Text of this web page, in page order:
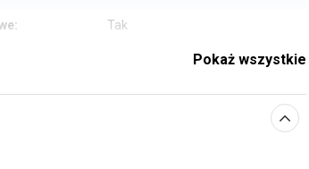
Tak
100,00 x 41,45 x 4,50 mm
2300 mAh
Pokaż wszystkie